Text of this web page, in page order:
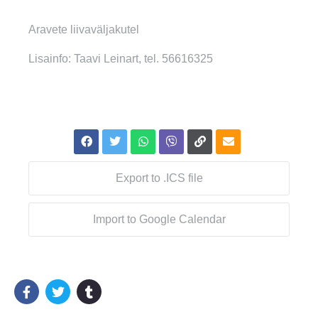
Aravete liivaväljakutel
Lisainfo: Taavi Leinart, tel. 56616325
Export to .ICS file
Import to Google Calendar